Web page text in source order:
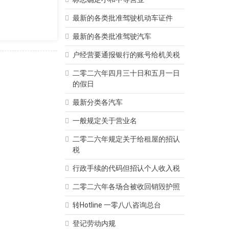
最新的各类批准驾驶机动车证件
最新的各类批准驾驶汽车
户经营要通报银行的账号给机关税
二零二六年四月三十日和五月一日
的假日
最新分类各汽车
一般规定关于营业名
二零二六年规定关于给租屋的招认
税
行政手续的代码但招认个人收入税
二零二六年各场合被收回销毁护照
转Hotline 一零八八咨询总台
登记劳动内规